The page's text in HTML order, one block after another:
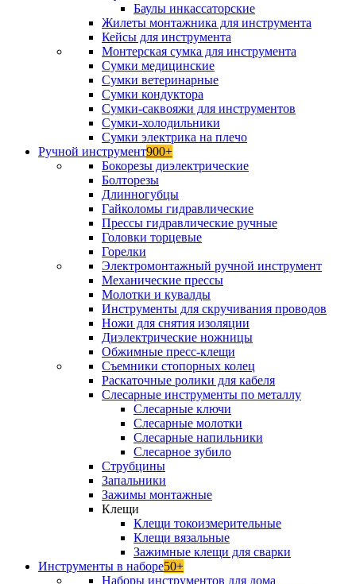
Баулы инкассаторские
Жилеты монтажника для инструмента
Кейсы для инструмента
Монтерская сумка для инструмента
Сумки медицинские
Сумки ветеринарные
Сумки кондуктора
Сумки-саквояжи для инструментов
Сумки-холодильники
Сумки электрика на плечо
Ручной инструмент900+
Бокорезы диэлектрические
Болторезы
Длинногубцы
Гайколомы гидравлические
Прессы гидравлические ручные
Головки торцевые
Горелки
Электромонтажный ручной инструмент
Механические прессы
Молотки и кувалды
Инструменты для скручивания проводов
Ножи для снятия изоляции
Диэлектрические ножницы
Обжимные пресс-клещи
Съемники стопорных колец
Раскаточные ролики для кабеля
Слесарные инструменты по металлу
Слесарные ключи
Слесарные молотки
Слесарные напильники
Слесарное зубило
Струбцины
Запальники
Зажимы монтажные
Клещи
Клещи токоизмерительные
Клещи вязальные
Зажимные клещи для сварки
Инструменты в наборе50+
Наборы инструментов для дома